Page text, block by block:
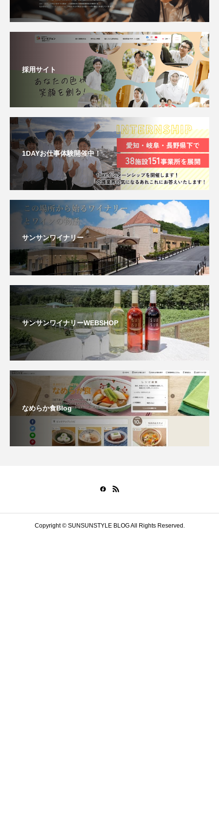
採用サイト
1DAYお仕事体験開催中！
サンサンワイナリー
サンサンワイナリーWEBSHOP
なめらか食Blog
Copyright © SUNSUNSTYLE BLOG All Rights Reserved.